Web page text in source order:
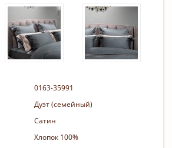
0163-35991
Дуэт (семейный)
Сатин
Хлопок 100%